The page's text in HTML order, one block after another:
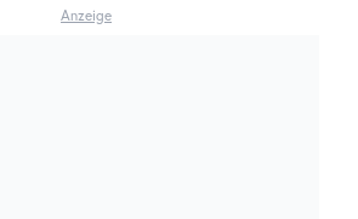
Anzeige